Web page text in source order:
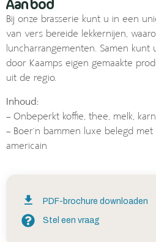
Bij onze brasserie kunt u in een
van vers bereide lekkernijen,
luncharrangementen. Samen kunt
door Kaamps eigen gemaakte
uit de regio.
Inhoud:
– Onbeperkt koffie, thee, melk,
– Boer’n bammen luxe belegd
americain
PDF-brochure downloaden
Stel een vraag